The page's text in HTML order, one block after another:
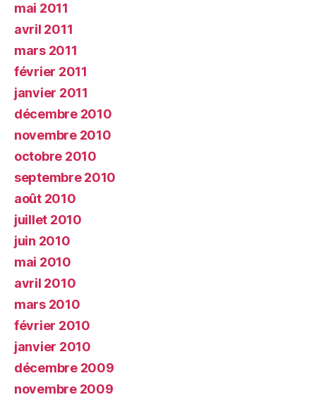
mai 2011
avril 2011
mars 2011
février 2011
janvier 2011
décembre 2010
novembre 2010
octobre 2010
septembre 2010
août 2010
juillet 2010
juin 2010
mai 2010
avril 2010
mars 2010
février 2010
janvier 2010
décembre 2009
novembre 2009